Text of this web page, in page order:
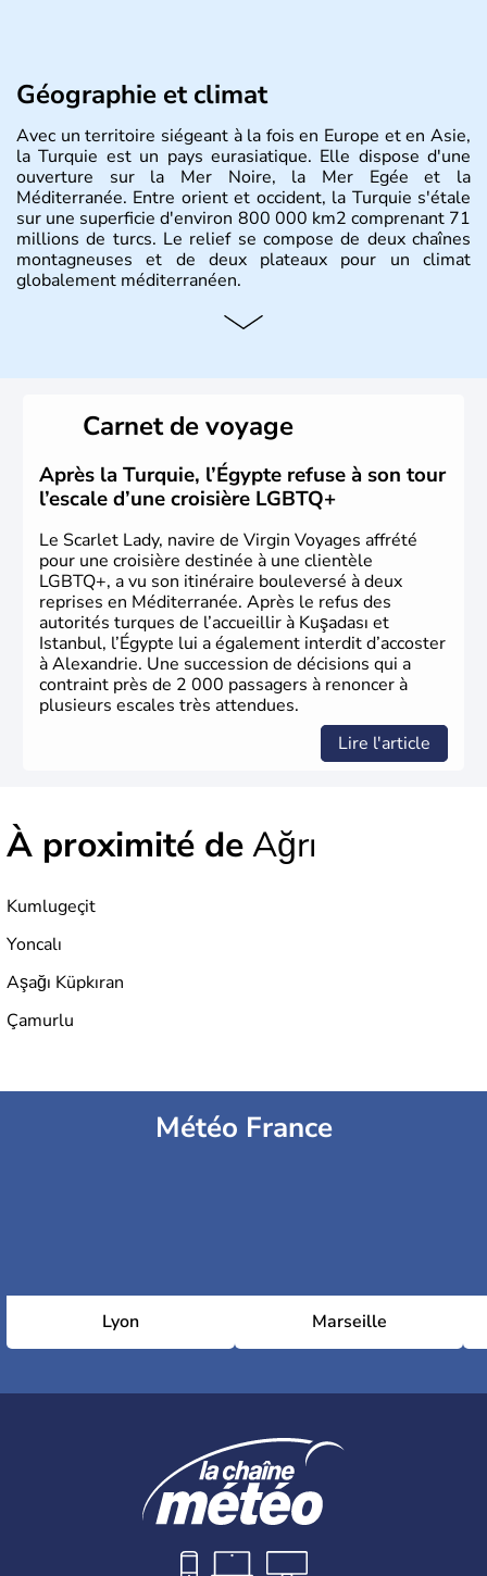
Géographie et climat
Avec un territoire siégeant à la fois en Europe et en Asie,
la Turquie est un pays eurasiatique. Elle dispose d'une
ouverture sur la Mer Noire, la Mer Egée et la
Méditerranée. Entre orient et occident, la Turquie s'étale
sur une superficie d'environ 800 000 km2 comprenant 71
millions de turcs. Le relief se compose de deux chaînes
montagneuses et de deux plateaux pour un climat
globalement méditerranéen.
Histoire et administration
qui constitueront en 1299 les fondations de l'Empire
ottoman. Après avoir rattaché l'Anatolie et la Thrace
orientale au territoire turc, la République est proclamée
le 29 octobre 1923. Ankara remplace alors Istanbul au
titre de capitale du pays.
Carnet de voyage
Après la Turquie, l’Égypte refuse à son tour
l’escale d’une croisière LGBTQ+
Le Scarlet Lady, navire de Virgin Voyages affrété
pour une croisière destinée à une clientèle
LGBTQ+, a vu son itinéraire bouleversé à deux
reprises en Méditerranée. Après le refus des
autorités turques de l’accueillir à Kuşadası et
Istanbul, l’Égypte lui a également interdit d’accoster
à Alexandrie. Une succession de décisions qui a
contraint près de 2 000 passagers à renoncer à
plusieurs escales très attendues.
Lire l'article
À proximité deAğrı
Kumlugeçit
Yoncalı
Aşağı Küpkıran
Çamurlu
Météo France
Lyon Marseille